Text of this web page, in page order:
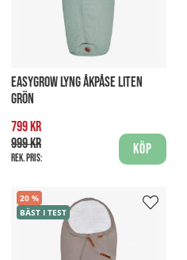
EASYGROW LYNG ÅKPÅSE LITEN
GRÖN
799 kr
999 kr
Rek. pris:
Köp
20
BÄST I TEST